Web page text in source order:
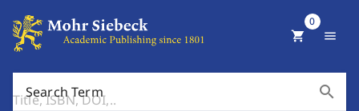
Search Term search
shopping_cart
0
menu